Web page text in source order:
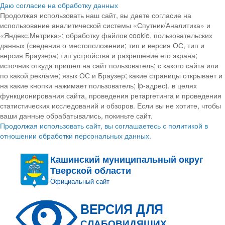
Даю согласие на обработку данных
Продолжая использовать наш сайт, вы даете согласие на
использование аналитической системы «Спутник/Аналитика» и
«Яндекс.Метрика»; обработку файлов cookie, пользовательских
данных (сведения о местоположении; тип и версия ОС, тип и
версия Браузера; тип устройства и разрешение его экрана;
источник откуда пришел на сайт пользователь; с какого сайта или
по какой рекламе; язык ОС и Браузер; какие страницы открывает и
на какие кнопки нажимает пользователь; ip-адрес). в целях
функционирования сайта, проведения ретаргетинга и проведения
статистических исследований и обзоров. Если вы не хотите, чтобы
ваши данные обрабатывались, покиньте сайт.
Продолжая использовать сайт, вы соглашаетесь с политикой в
отношении обработки персональных данных.